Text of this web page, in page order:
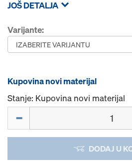
JOŠ DETALJA
Varijante:
Kupovina novi materijal
Stanje: Kupovina novi materijal
DODAJ U